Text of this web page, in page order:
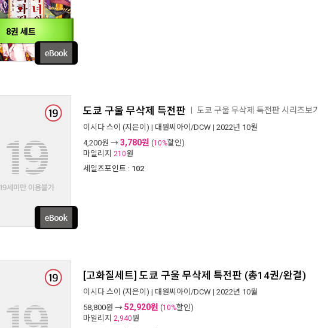
8권 세트
도쿄 구울 무삭제 특전판 도쿄 구울 무삭제 특전판 시리즈보기
이시다 스이 (지은이) | 대원씨아이/DCW | 2022년 10월
4,200원 → 3,780원 (10%할인)
마일리지 210원
세일즈포인트 : 102
[고화질세트] 도쿄 구울 무삭제 특전판 (총14권/완결)
이시다 스이 (지은이) | 대원씨아이/DCW | 2022년 10월
58,800원 → 52,920원 (10%할인)
마일리지 2,940원